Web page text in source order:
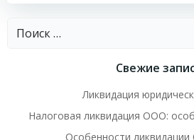
Найти:
Свежие
Ликвидация
Налоговая ликвидация ООО:
Особенности